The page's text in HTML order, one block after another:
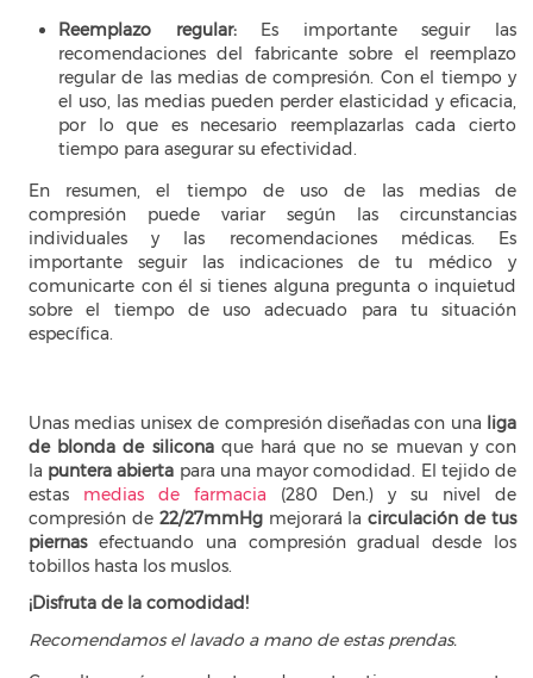
Reemplazo regular: Es importante seguir las
recomendaciones del fabricante sobre el reemplazo
regular de las medias de compresión. Con el tiempo y
el uso, las medias pueden perder elasticidad y eficacia,
por lo que es necesario reemplazarlas cada cierto
tiempo para asegurar su efectividad.
En resumen, el tiempo de uso de las medias de
compresión puede variar según las circunstancias
individuales y las recomendaciones médicas. Es
importante seguir las indicaciones de tu médico y
comunicarte con él si tienes alguna pregunta o inquietud
sobre el tiempo de uso adecuado para tu situación
específica.
Unas medias unisex de compresión diseñadas con una liga
de blonda de siliconaque hará que no se muevan y con
la puntera abierta para una mayor comodidad. El tejido de
estas medias de farmacia (280 Den.) y su nivel de
compresión de 22/27mmHgmejorará lacirculación de tus
piernasefectuando una compresión gradual desde los
tobillos hasta los muslos.
¡Disfruta de la comodidad!
Recomendamos el lavado a mano de estas prendas.